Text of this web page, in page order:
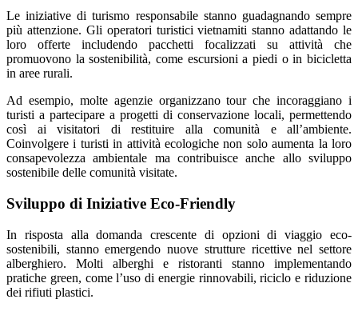
Le iniziative di turismo responsabile stanno guadagnando sempre
più attenzione. Gli operatori turistici vietnamiti stanno adattando le
loro offerte includendo pacchetti focalizzati su attività che
promuovono la sostenibilità, come escursioni a piedi o in bicicletta
in aree rurali.
Ad esempio, molte agenzie organizzano tour che incoraggiano i
turisti a partecipare a progetti di conservazione locali, permettendo
così ai visitatori di restituire alla comunità e all’ambiente.
Coinvolgere i turisti in attività ecologiche non solo aumenta la loro
consapevolezza ambientale ma contribuisce anche allo sviluppo
sostenibile delle comunità visitate.
Sviluppo di Iniziative Eco-Friendly
In risposta alla domanda crescente di opzioni di viaggio eco-
sostenibili, stanno emergendo nuove strutture ricettive nel settore
alberghiero. Molti alberghi e ristoranti stanno implementando
pratiche green, come l’uso di energie rinnovabili, riciclo e riduzione
dei rifiuti plastici.